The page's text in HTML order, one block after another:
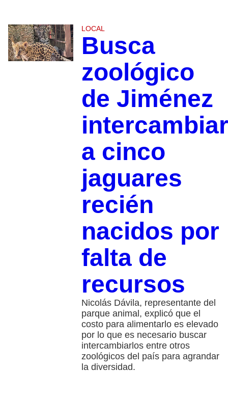
LOCAL
Busca
zoológico
de Jiménez
intercambiar
a cinco
jaguares
recién
nacidos por
falta de
recursos
Nicolás Dávila, representante del
parque animal, explicó que el
costo para alimentarlo es elevado
por lo que es necesario buscar
intercambiarlos entre otros
zoológicos del país para agrandar
la diversidad.